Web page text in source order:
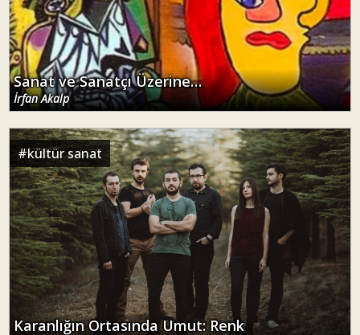
Sanat ve Sanatçı Üzerine…
İrfan Akalp
#kültür sanat
Karanlığın Ortasında Umut: Renk